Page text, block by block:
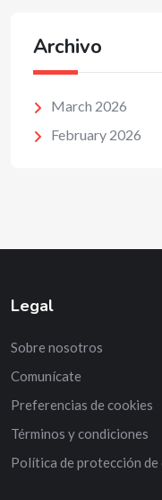
Archivo
March 2026
February 2026
Legal
Sobre nosotros
Comunícate
Preferencias de cookies
Términos y condiciones
Política de protección de